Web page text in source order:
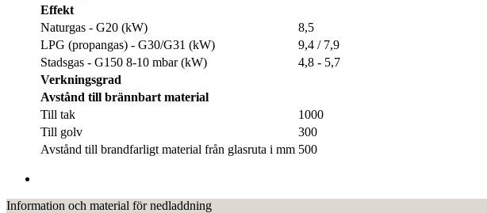
Effekt
Naturgas - G20 (kW)
8,5
LPG (propangas) - G30/G31 (kW)
9,4 / 7,9
Stadsgas - G150 8-10 mbar (kW)
4,8 - 5,7
Verkningsgrad
Avstånd till brännbart material
Till tak
1000
Till golv
300
Avstånd till brandfarligt material från glasruta i mm 500
Information och material för nedladdning